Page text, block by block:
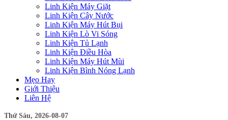
Linh Kiện Máy Giặt
Linh Kiện Cây Nước
Linh Kiện Máy Hút Bụi
Linh Kiện Lò Vi Sóng
Linh Kiện Tủ Lạnh
Linh Kiện Điều Hòa
Linh Kiện Máy Hút Mùi
Linh Kiện Bình Nóng Lạnh
Mẹo Hay
Giới Thiệu
Liên Hệ
Thứ Sáu, 2026-08-07